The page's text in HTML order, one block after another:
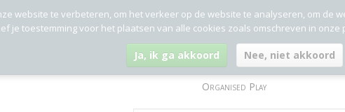
Organised Play
website te verbeteren, om het verkeer op de website te analyseren, om de
je toestemming voor het plaatsen van alle cookies zoals omschreven in onze
Ja, ik ga akkoord Nee, niet akkoord